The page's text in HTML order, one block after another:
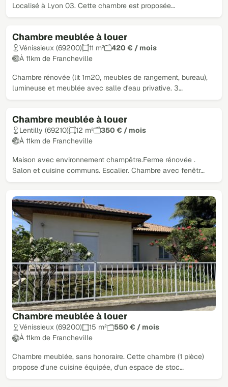
Localisé à Lyon 03. Cette chambre est proposée…
Chambre meublée à louer
Vénissieux (69200) 11 m²
420 € / mois
À 11km de Francheville
Chambre rénovée (lit 1m20, meubles de rangement, bureau),
lumineuse et meublée avec salle d'eau privative. 3…
Chambre meublée à louer
Lentilly (69210) 12 m²
350 € / mois
À 11km de Francheville
Maison avec environnement champêtre.Ferme rénovée .
Salon et cuisine communs. Escalier. Chambre avec fenêtr…
Chambre meublée à louer
Vénissieux (69200) 15 m²
550 € / mois
À 11km de Francheville
Chambre meublée, sans honoraire. Cette chambre (1 pièce)
propose d'une cuisine équipée, d'un espace de stoc…